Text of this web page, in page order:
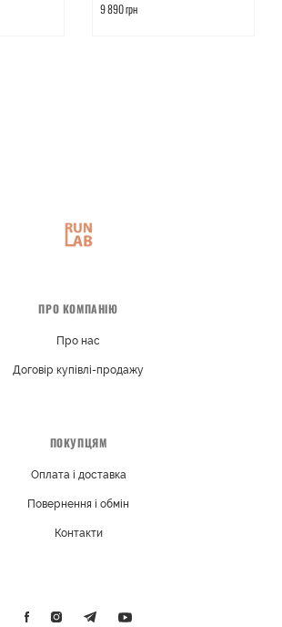
9 890 грн
ПРО КОМПАНІЮ
Про нас
Договір купівлі-продажу
ПОКУПЦЯМ
Оплата і доставка
Повернення і обмін
Контакти